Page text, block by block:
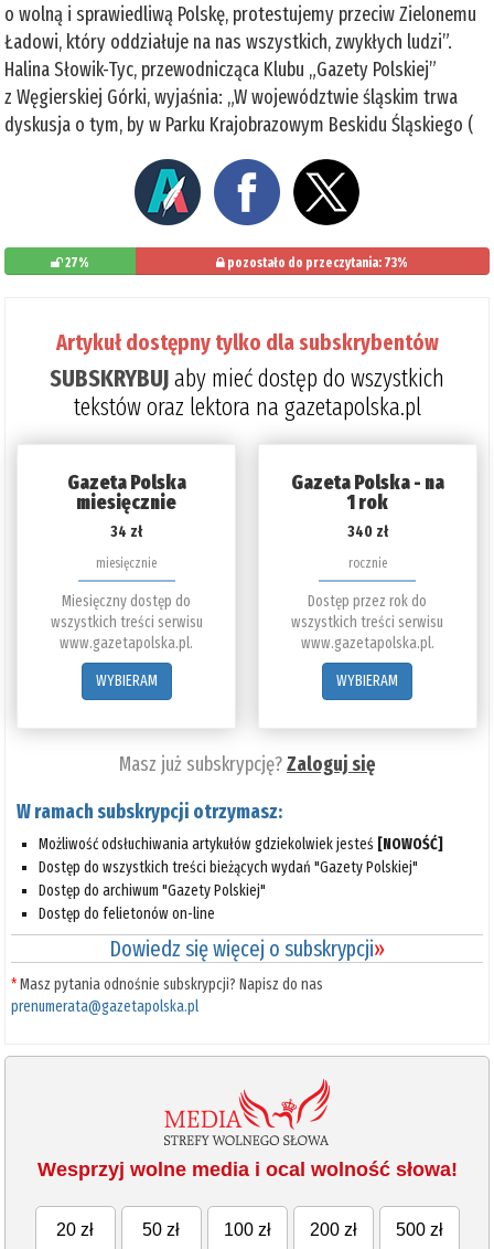
o wolną i sprawiedliwą Polskę, protestujemy przeciw Zielonemu
Ładowi, który oddziałuje na nas wszystkich, zwykłych ludzi”.
Halina Słowik-Tyc, przewodnicząca Klubu „Gazety Polskiej”
z Węgierskiej Górki, wyjaśnia: „W województwie śląskim trwa
dyskusja o tym, by w Parku Krajobrazowym Beskidu Śląskiego (
27% pozostało do przeczytania: 73%
Artykuł dostępny tylko dla subskrybentów
SUBSKRYBUJaby mieć dostęp do wszystkich
tekstów oraz lektora na gazetapolska.pl
Gazeta Polska
miesięcznie
34 zł
miesięcznie
Miesięczny dostęp do
wszystkich treści serwisu
www.gazetapolska.pl.
WYBIERAM
Gazeta Polska - na
1 rok
340 zł
rocznie
Dostęp przez rok do
wszystkich treści serwisu
www.gazetapolska.pl.
WYBIERAM
Masz już subskrypcję?Zaloguj się
W ramach subskrypcji otrzymasz:
Możliwość odsłuchiwania artykułów gdziekolwiek jesteś [NOWOŚĆ]
Dostęp do wszystkich treści bieżących wydań "Gazety Polskiej"
Dostęp do archiwum "Gazety Polskiej"
Dostęp do felietonów on-line
Dowiedz się więcej o subskrypcji»
*Masz pytania odnośnie subskrypcji? Napisz do nas
prenumerata@gazetapolska.pl
Wesprzyj wolne media i ocal wolność słowa!
20 zł 50 zł 100 zł 200 zł 500 zł